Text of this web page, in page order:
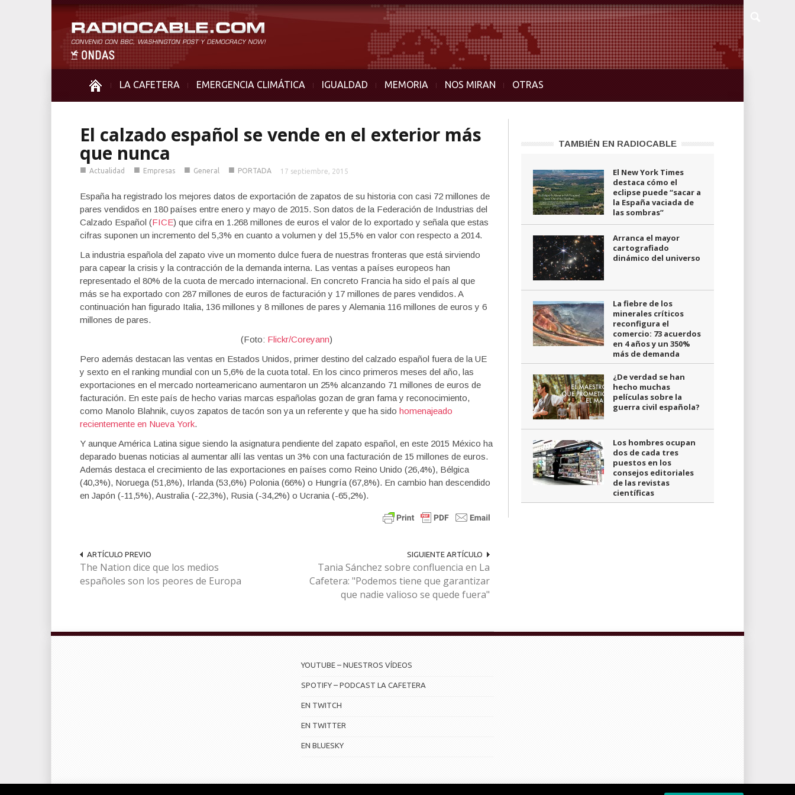
LA CAFETERA EMERGENCIA CLIMÁTICA IGUALDAD MEMORIA NOS MIRAN OTRAS
El calzado español se vende en el exterior más
que nunca
■ Actualidad ■ Empresas ■ General ■ PORTADA 17 septiembre, 2015
España ha registrado los mejores datos de exportación de zapatos de su historia con casi 72 millones de
pares vendidos en 180 países entre enero y mayo de 2015. Son datos de la Federación de Industrias del
Calzado Español (FICE) que cifra en 1.268 millones de euros el valor de lo exportado y señala que estas
cifras suponen un incremento del 5,3% en cuanto a volumen y del 15,5% en valor con respecto a 2014.
La industria española del zapato vive un momento dulce fuera de nuestras fronteras que está sirviendo
para capear la crisis y la contracción de la demanda interna. Las ventas a países europeos han
representado el 80% de la cuota de mercado internacional. En concreto Francia ha sido el país al que
más se ha exportado con 287 millones de euros de facturación y 17 millones de pares vendidos. A
continuación han figurado Italia, 136 millones y 8 millones de pares y Alemania 116 millones de euros y 6
millones de pares.
(Foto: Flickr/Coreyann)
Pero además destacan las ventas en Estados Unidos, primer destino del calzado español fuera de la UE
y sexto en el ranking mundial con un 5,6% de la cuota total. En los cinco primeros meses del año, las
exportaciones en el mercado norteamericano aumentaron un 25% alcanzando 71 millones de euros de
facturación. En este país de hecho varias marcas españolas gozan de gran fama y reconocimiento,
como Manolo Blahnik, cuyos zapatos de tacón son ya un referente y que ha sido homenajeado
recientemente en Nueva York.
Y aunque América Latina sigue siendo la asignatura pendiente del zapato español, en este 2015 México ha
deparado buenas noticias al aumentar allí las ventas un 3% con una facturación de 15 millones de euros.
Además destaca el crecimiento de las exportaciones en países como Reino Unido (26,4%), Bélgica
(40,3%), Noruega (51,8%), Irlanda (53,6%) Polonia (66%) o Hungría (67,8%). En cambio han descendido
en Japón (-11,5%), Australia (-22,3%), Rusia (-34,2%) o Ucrania (-65,2%).
ARTÍCULO PREVIO
The Nation dice que los medios
españoles son los peores de Europa
SIGUIENTE ARTÍCULO
Tania Sánchez sobre confluencia en La
Cafetera: "Podemos tiene que garantizar
que nadie valioso se quede fuera"
TAMBIÉN EN RADIOCABLE
El New York Times
destaca cómo el
eclipse puede “sacar a
la España vaciada de
las sombras”
Arranca el mayor
cartografiado
dinámico del universo
La fiebre de los
minerales críticos
reconfigura el
comercio: 73 acuerdos
en 4 años y un 350%
más de demanda
¿De verdad se han
hecho muchas
películas sobre la
guerra civil española?
Los hombres ocupan
dos de cada tres
puestos en los
consejos editoriales
de las revistas
científicas
YOUTUBE – NUESTROS VÍDEOS
SPOTIFY – PODCAST LA CAFETERA
EN TWITCH
EN TWITTER
EN BLUESKY